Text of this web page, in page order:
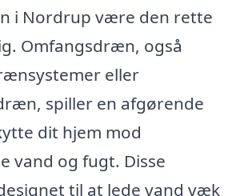
i Nordrup være den rette
Omfangsdræn, også
eller
spiller en afgørende
dit hjem mod
vand og fugt. Disse
til at lede vand væk